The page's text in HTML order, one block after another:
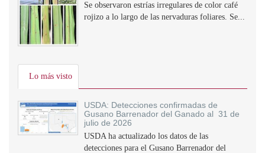
Se observaron estrías irregulares de color café
rojizo a lo largo de las nervaduras foliares. Se...
Lo más visto
USDA: Detecciones confirmadas de
Gusano Barrenador del Ganado al 31 de
julio de 2026
USDA ha actualizado los datos de las
detecciones para el Gusano Barrenador del